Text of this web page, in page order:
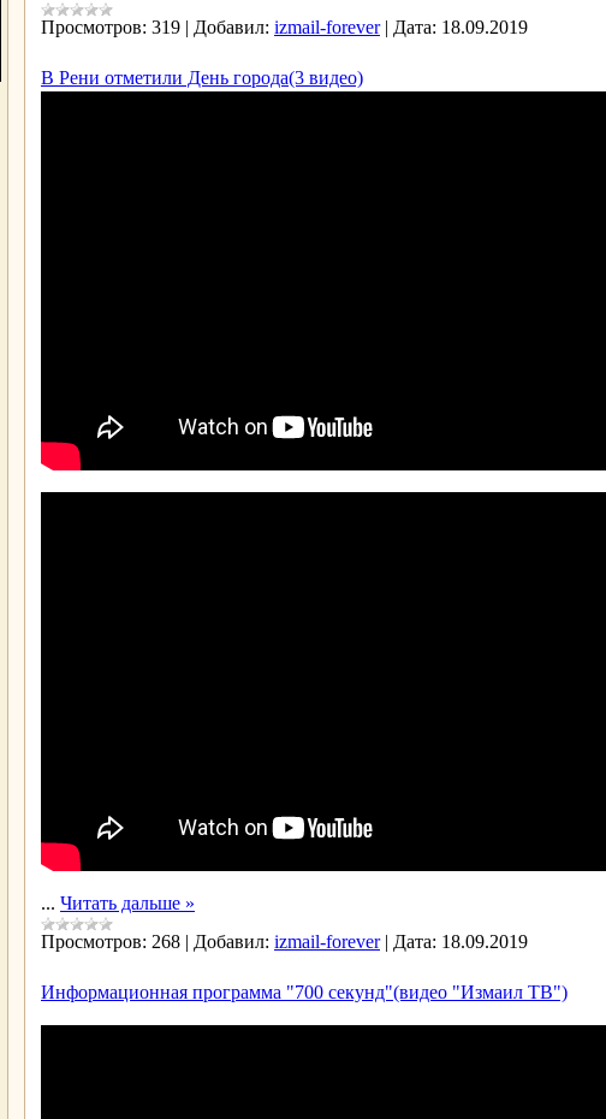
Просмотров: 319 | Добавил: izmail-forever | Дата: 18.09.2019
В Рени отметили День города(3 видео)
... Читать дальше »
Просмотров: 268 | Добавил: izmail-forever | Дата: 18.09.2019
Информационная программа "700 секунд"(видео "Измаил ТВ")